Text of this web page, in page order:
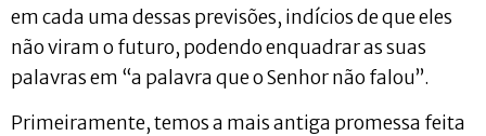
em cada uma dessas previsões, indícios de que eles
não viram o futuro, podendo enquadrar as suas
palavras em “a palavra que o Senhor não falou”.
Primeiramente, temos a mais antiga promessa feita